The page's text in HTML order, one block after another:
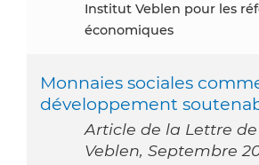
Institut Veblen pour les
économiques
Monnaies sociales
développement
Article de la Lettre
Veblen, Septembre